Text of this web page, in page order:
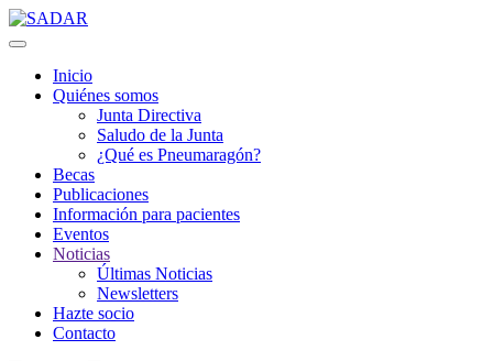
Inicio
Quiénes somos
Junta Directiva
Saludo de la Junta
¿Qué es Pneumaragón?
Becas
Publicaciones
Información para pacientes
Eventos
Noticias
Últimas Noticias
Newsletters
Hazte socio
Contacto